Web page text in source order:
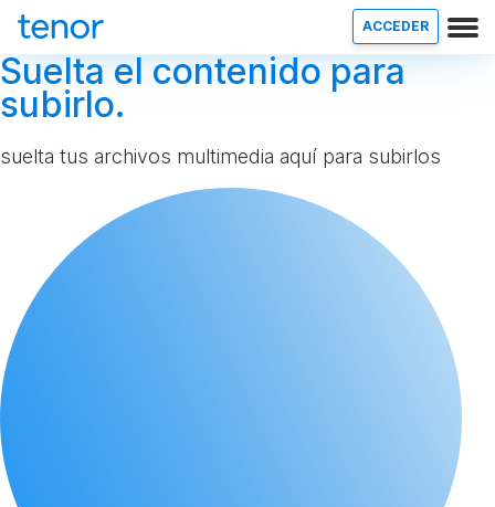
ACCEDER
Suelta el contenido para
subirlo.
suelta tus archivos multimedia aquí para subirlos